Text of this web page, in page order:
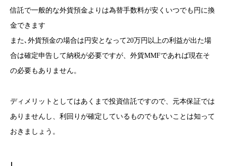
信託で一般的な外貨預金よりは為替手数料が安くいつでも円に換
金できます
また､外貨預金の場合は円安となって20万円以上の利益が出た場
合は確定申告して納税が必要ですが、外貨MMFであれば現在そ
の必要もありません。
ディメリットとしてはあくまで投資信託ですので、元本保証では
ありませんし、利回りが確定しているものでもないことは知って
おきましょう。